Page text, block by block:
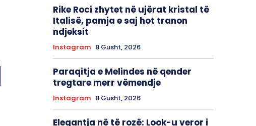
Rike Roci zhytet në ujërat kristal të
Italisë, pamja e saj hot tranon
ndjeksit
Instagram 8 Gusht, 2026
Paraqitja e Melindes në qender
tregtare merr vëmendje
Instagram 8 Gusht, 2026
Elegantja në të rozë: Look-u veror i